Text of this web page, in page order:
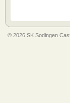
© 2026 SK Sodingen